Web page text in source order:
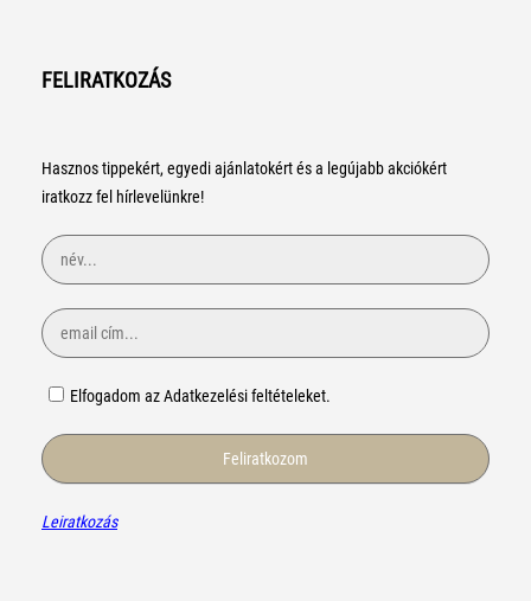
FELIRATKOZÁS
Hasznos tippekért, egyedi ajánlatokért és a legújabb akciókért
iratkozz fel hírlevelünkre!
Elfogadom az Adatkezelési feltételeket.
Leiratkozás